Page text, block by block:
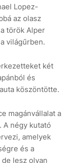
Lopez-
az olasz
török Alper
világűrben.
két
és
köszöntötte.
magánvállalat a
A négy kutató
amelyek
és a
lesz olyan